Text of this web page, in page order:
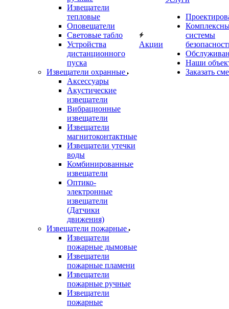
Извещатели
тепловые
Оповещатели
Световые табло
Устройства
дистанционного
пуска
Извещатели охранные
Аксессуары
Акустические
извещатели
Вибрационные
извещатели
Извещатели
магнитоконтактные
Извещатели утечки
воды
Комбинированные
извещатели
Оптико-
электронные
извещатели
(Датчики
движения)
Извещатели пожарные
Извещатели
пожарные дымовые
Извещатели
пожарные пламени
Извещатели
пожарные ручные
Извещатели
пожарные
Акции
системы
Наши
Заказать